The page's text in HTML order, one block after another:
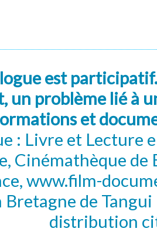
est
un problème lié à
et
: Livre et Lecture
Cinémathèque de
www.film-
Bretagne de
distribution